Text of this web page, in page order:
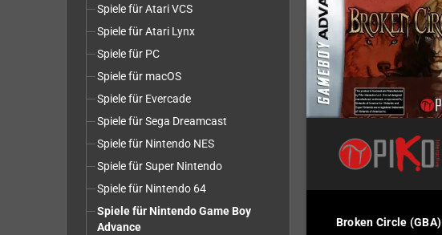
Spiele für Atari VCS
Spiele für Atari Lynx
Spiele für PC
Spiele für macOS
Spiele für Evercade
Spiele für Sega Dreamcast
Spiele für Nintendo NES
Spiele für Super Nintendo
Spiele für Nintendo 64
Spiele für Nintendo Game Boy
Advance
Broken Circle (GBA)